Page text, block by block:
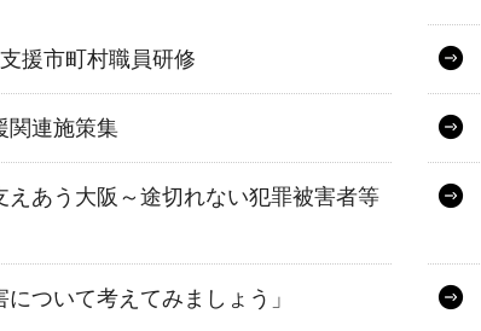
援市町村職員研修
関連施策集
えあう大阪～途切れない犯罪被害者等
ついて考えてみましょう」